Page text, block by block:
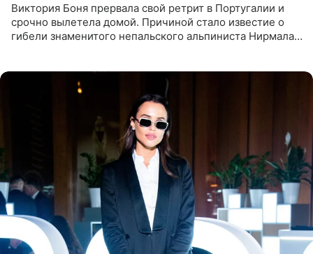
Виктория Боня прервала свой ретрит в Португалии и
срочно вылетела домой. Причиной стало известие о
гибели знаменитого непальского альпиниста Нирмала